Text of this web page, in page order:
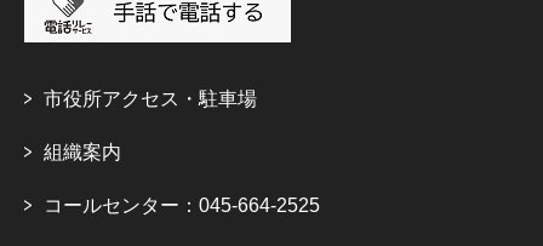
市役所アクセス・駐車場
組織案内
コールセンター：045-664-2525